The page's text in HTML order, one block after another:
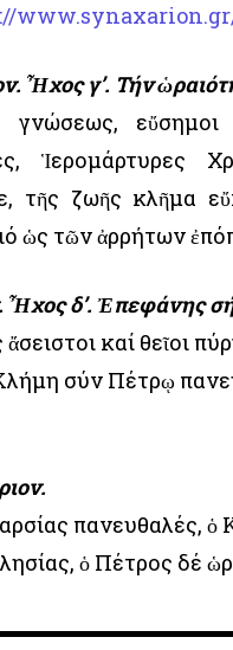
Ἦχος γ’. Τήν
γνώσεως,
Ἱερομάρτυρες
τῆς ζωῆς κλῆμα
ὡς τῶν ἀρρήτων
Ἦχος δ’. Ἐπεφάνης
καί θεῖοι
σύν Πέτρῳ
πανευθαλές, ὁ
ὁ Πέτρος δέ